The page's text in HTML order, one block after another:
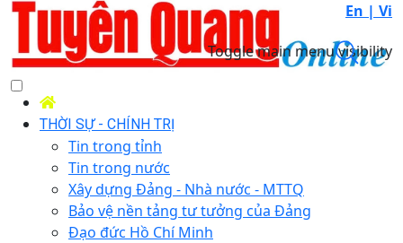
En | Vi
Toggle main menu visibility
THỜI SỰ - CHÍNH TRỊ
Tin trong tỉnh
Tin trong nước
Xây dựng Đảng - Nhà nước - MTTQ
Bảo vệ nền tảng tư tưởng của Đảng
Đạo đức Hồ Chí Minh